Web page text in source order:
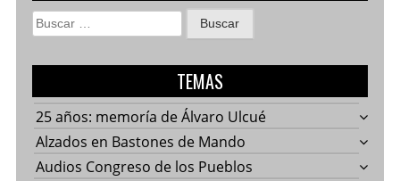
Buscar:
TEMAS
25 años: memoría de Álvaro Ulcué
Alzados en Bastones de Mando
Audios Congreso de los Pueblos